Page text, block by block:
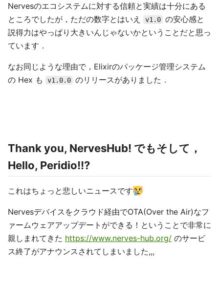
Nervesのエコシステムに対する信頼と実績は十分にある
ところでしたが，ただの数字とはいえ
v1.0 の安心感と
説得力はやっぱり大きいんじゃないかということだと思っ
ています．
なお同じような理由で，Elixirのパッケージ管理システム
の Hex も
v1.0.0 のリリースがありました．
Thank you, NervesHub! でもそして，
Hello, Peridio!!?
これはちょっと悲しいニュースです
Nervesデバイスをクラウド経由でOTA(Over the Air)なフ
ァームウェアアップデートができる！ということで非常に
親しまれてきた https://www.nerves-hub.org/ のサービ
ス終了がアナウンスされてしまいました,,,